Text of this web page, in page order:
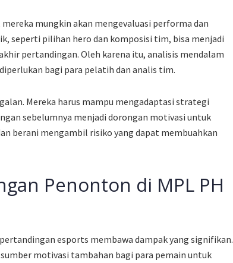
mungkin akan mengevaluasi performa dan
seperti pilihan hero dan komposisi tim, bisa menjadi
pertandingan. Oleh karena itu, analisis mendalam
bagi para pelatih dan analis tim.
Mereka harus mampu mengadaptasi strategi
sebelumnya menjadi dorongan motivasi untuk
berani mengambil risiko yang dapat membuahkan
Penonton di MPL PH
esports membawa dampak yang signifikan.
motivasi tambahan bagi para pemain untuk